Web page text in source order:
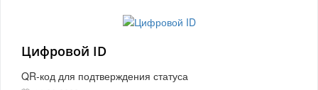
Цифровой ID
QR-код для подтверждения статуса